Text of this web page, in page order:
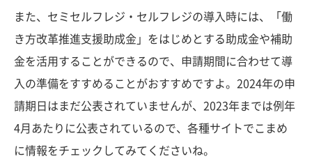
また、セミセルフレジ・セルフレジの導入時には、「働
き方改革推進支援助成金」をはじめとする助成金や補助
金を活用することができるので、申請期間に合わせて導
入の準備をすすめることがおすすめですよ。2024年の申
請期日はまだ公表されていませんが、2023年までは例年
4月あたりに公表されているので、各種サイトでこまめ
に情報をチェックしてみてくださいね。